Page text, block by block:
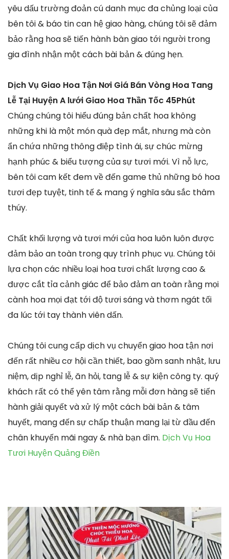
yêu dấu trường đoản cú danh mục đa chủng loại của
bên tôi & báo tin can hệ giao hàng, chúng tôi sẽ đảm
bảo rằng hoa sẽ tiến hành bàn giao tới người trong
gia đình nhận một cách bài bản & đúng hẹn.
Dịch Vụ Giao Hoa Tận Nơi Giá Bán Vòng Hoa Tang
Lễ Tại Huyện A lưới Giao Hoa Thần Tốc 45Phút
Chúng chúng tôi hiểu đúng bản chất hoa không
những khi là một món quà đẹp mắt, nhưng mà còn
ẩn chứa những thông điệp tình ái, sự chúc mừng
hạnh phúc & biểu tượng của sự tươi mới. Vì nỗ lực,
bên tôi cam kết đem về đến game thủ những bó hoa
tươi đẹp tuyệt, tinh tế & mang ý nghĩa sâu sắc thâm
thúy.
Chất khối lượng và tươi mới của hoa luôn luôn được
đảm bảo an toàn trong quy trình phục vụ. Chúng tôi
lựa chọn các nhiều loại hoa tươi chất lượng cao &
được cắt tỉa cảnh giác để bảo đảm an toàn rằng mọi
cành hoa mọi đạt tới độ tươi sáng và thơm ngát tối
đa lúc tới tay thành viên dấn.
Chúng tôi cung cấp dịch vụ chuyển giao hoa tận nơi
đến rất nhiều cơ hội cần thiết, bao gồm sanh nhật, lưu
niệm, dịp nghỉ lễ, ăn hỏi, tang lễ & sự kiện công ty. quý
khách rất có thể yên tâm rằng mỗi đơn hàng sẽ tiến
hành giải quyết và xử lý một cách bài bản & tâm
huyết, mang đến sự chấp thuận mang lại từ đầu đến
chân khuyến mãi ngay & nhà bạn dìm. Dịch Vụ Hoa
Tươi Huyện Quảng Điền